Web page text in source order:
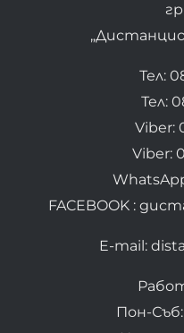
Тел:
Тел:
Viber:
Viber:
FACEBOOK :
E-mail:
Пон-Съб: